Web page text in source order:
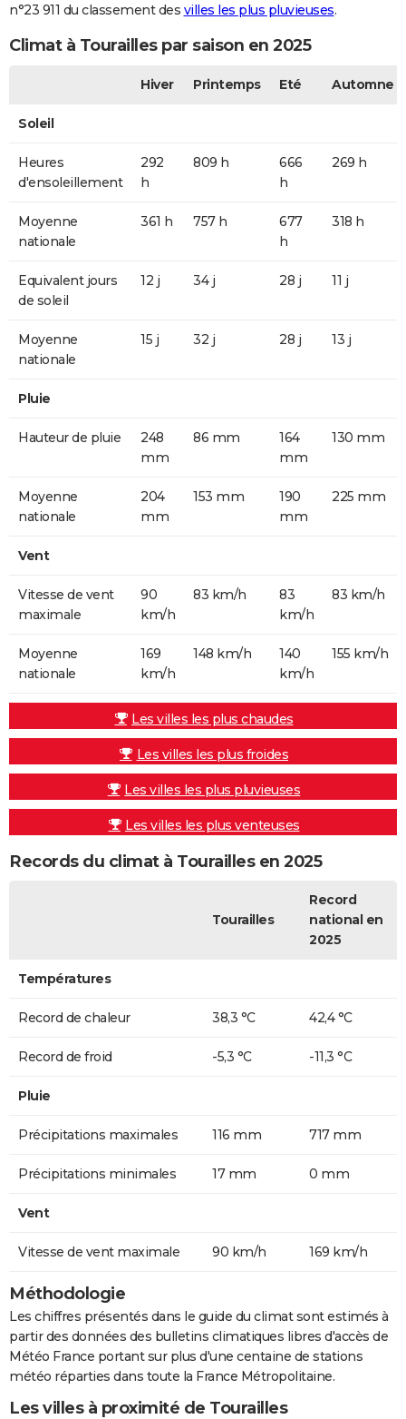
n°23 911 du classement des villes les plus pluvieuses.
Climat à Tourailles par saison en 2025
Hiver Printemps Eté Automne
Soleil
Heures
d'ensoleillement
292
h
809 h
666
h
269 h
Moyenne
nationale
361 h 757 h
677
h
318 h
Equivalent jours
de soleil
12 j 34 j 28 j 11 j
Moyenne
nationale
15 j 32 j 28 j 13 j
Pluie
Hauteur de pluie
248
mm
86 mm
164
mm
130 mm
Moyenne
nationale
204
mm
153 mm
190
mm
225 mm
Vent
Vitesse de vent
maximale
90
km/h
83 km/h
83
km/h
83 km/h
Moyenne
nationale
169
km/h
148 km/h
140
km/h
155 km/h
Les villes les plus chaudes
Les villes les plus froides
Les villes les plus pluvieuses
Les villes les plus venteuses
Records du climat à Tourailles en 2025
Tourailles
Record
national en
2025
Températures
Record de chaleur 38,3 °C 42,4 °C
Record de froid -5,3 °C -11,3 °C
Pluie
Précipitations maximales 116 mm 717 mm
Précipitations minimales 17 mm 0 mm
Vent
Vitesse de vent maximale 90 km/h 169 km/h
Méthodologie
Les chiffres présentés dans le guide du climat sont estimés à
partir des données des bulletins climatiques libres d'accès de
Météo France portant sur plus d'une centaine de stations
météo réparties dans toute la France Métropolitaine.
Les villes à proximité de Tourailles